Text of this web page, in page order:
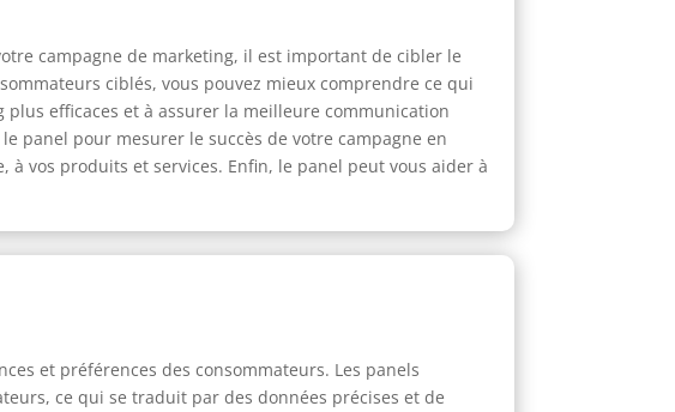
campagne de marketing, il est important de cibler le
ciblés, vous pouvez mieux comprendre ce qui
efficaces et à assurer la meilleure communication
panel pour mesurer le succès de votre campagne en
vos produits et services. Enfin, le panel peut vous aider à
et préférences des consommateurs. Les panels
ce qui se traduit par des données précises et de